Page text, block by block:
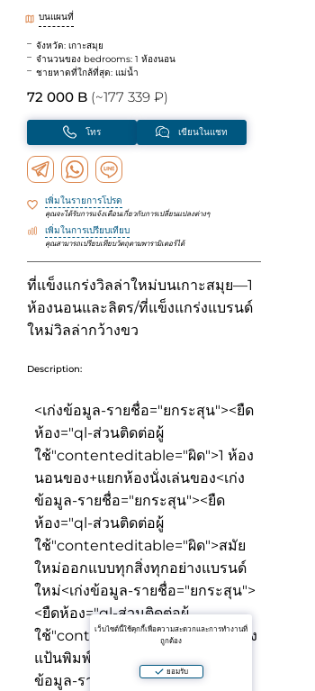
บนแผนที่
จังหวัด: เกาะสมุย
จำนวนของ bedrooms: 1 ห้องนอน
ชายหาดที่ใกล้ที่สุด: แม่น้ำ
72 000 B (~177 339 ₽)
โทร เขียนในแชท
เพิ่มในรายการโปรด
คุณจะได้รับการแจ้งเตือนเกี่ยวกับการเปลี่ยนแปลงต่างๆ
เพิ่มในการเปรียบเทียบ
คุณสามารถเปรียบเทียบวัตถุตามพารามิเตอร์ได้
ที่แข็งแกร่งวิลล่าใหม่บนเกาะสมุย—1
ห้องนอนและลิตร/ที่แข็งแกร่งแบรนด์
ใหม่วิลล่ากว้างขว
Description:
<เก่งข้อมูล-รายชื่อ="ยกระสุน"><ยืด
ห้อง="ql-ส่วนติดต่อผู้
ใช้"contenteditable="ผิด">1 ห้อง
นอนของ+แยกห้องนั่งเล่นของ<เก่ง
ข้อมูล-รายชื่อ="ยกระสุน"><ยืด
ห้อง="ql-ส่วนติดต่อผู้
ใช้"contenteditable="ผิด">สมัย
ใหม่ออกแบบทุกสิ่งทุกอย่างแบรนด์
ใหม่<เก่งข้อมูล-รายชื่อ="ยกระสุน">
<ยืดห้อง="ql-ส่วนติดต่อผู้
ใช้"contenteditable="ผิด">ว้างผัง
แป้นพิมพ์เยอะแห่งแสงสว่าง
ข้อมูล-รายชื่อ="ยกระสุน"><ยืด
เว็บไซต์นี้ใช้คุกกี้เพื่อความสะดวกและการทำงานที่
ถูกต้อง
ยอมรับ